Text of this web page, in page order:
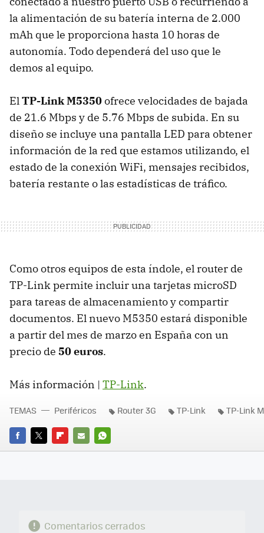
la alimentación de su batería interna de 2.000
mAh que le proporciona hasta 10 horas de
autonomía. Todo dependerá del uso que le
demos al equipo.
ElTP-Link M5350ofrece velocidades de bajada
de 21.6 Mbps y de 5.76 Mbps de subida. En su
diseño se incluye una pantalla LED para obtener
información de la red que estamos utilizando, el
estado de la conexión WiFi, mensajes recibidos,
batería restante o las estadísticas de tráfico.
Como otros equipos de esta índole, el router de
TP-Link permite incluir una tarjetas microSD
para tareas de almacenamiento y compartir
documentos. El nuevo M5350 estará disponible
a partir del mes de marzo en España con un
precio de 50 euros.
Más información | TP-Link.
FACEBOOK
TWITTERFLIPBOARD
E-
WHATSAPP
TEMAS Periféricos Router 3G TP-Link TP-Link
Comentarios cerrados